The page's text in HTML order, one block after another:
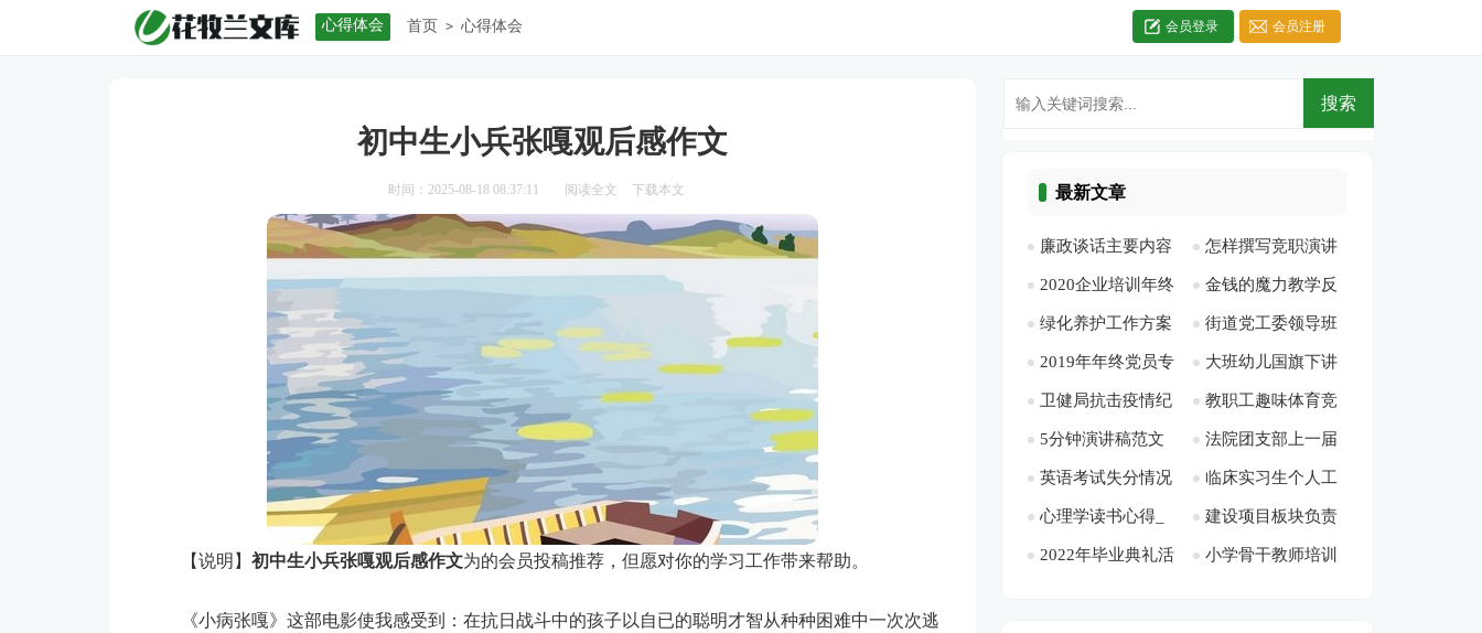
心得体会 首页 > 心得体会 会员登录 会员注册
初中生小兵张嘎观后感作文
时间：2025-08-18 08:37:11 阅读全文 下载本文
【说明】 初中生小兵张嘎观后感作文为的会员投稿推荐，但愿对你的学习工作带来帮助。
《小病张嘎》这部电影使我感受到：在抗日战斗中的孩子以自已的聪明才智从种种困难中一次次逃
最新文章
廉政谈话主要内容
[此文共1581字]
怎样撰写竞职演讲
稿[此文共7858字]
2020企业培训年终
工作总结多篇[此文
共7472字]
金钱的魔力教学反
思[此文共15384字]
绿化养护工作方案
[此文共2065字]
街道党工委领导班
子述职报告-述职报
告[此文共14852字]
2019年年终党员专
题组织生活会检视剖
析材料[此文共2010
字]
大班幼儿国旗下讲
话简短[此文共2132
字]
卫健局抗击疫情纪
实[此文共1829字]
教职工趣味体育竞
赛活动方案[此文共
394字]
5分钟演讲稿范文
（多篇）[此文共
5094字]
法院团支部上一届
工作总结[此文共
1228字]
英语考试失分情况
分析总结[此文共550
字]
临床实习生个人工
作总结[此文共9337
字]
心理学读书心得_
读《心理学》心得
建设项目板块负责
人和党支部书记个人
2022年毕业典礼活 小学骨干教师培训